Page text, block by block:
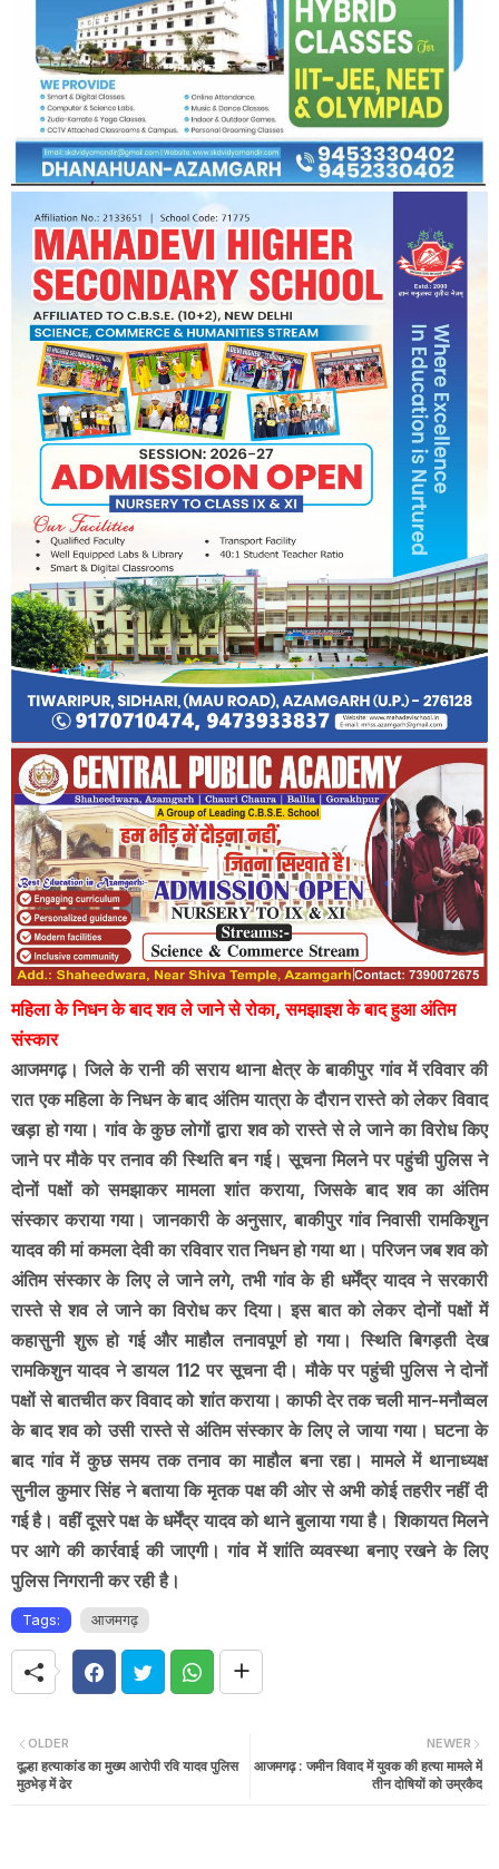
महिला के निधन के बाद शव ले जाने से रोका, समझाइश के बाद हुआ अंतिम
संस्कार
आजमगढ़। जिले के रानी की सराय थाना क्षेत्र के बाकीपुर गांव में रविवार की
रात एक महिला के निधन के बाद अंतिम यात्रा के दौरान रास्ते को लेकर विवाद
खड़ा हो गया। गांव के कुछ लोगों द्वारा शव को रास्ते से ले जाने का विरोध किए
जाने पर मौके पर तनाव की स्थिति बन गई। सूचना मिलने पर पहुंची पुलिस ने
दोनों पक्षों को समझाकर मामला शांत कराया, जिसके बाद शव का अंतिम
संस्कार कराया गया। जानकारी के अनुसार, बाकीपुर गांव निवासी रामकिशुन
यादव की मां कमला देवी का रविवार रात निधन हो गया था। परिजन जब शव को
अंतिम संस्कार के लिए ले जाने लगे, तभी गांव के ही धर्मेंद्र यादव ने सरकारी
रास्ते से शव ले जाने का विरोध कर दिया। इस बात को लेकर दोनों पक्षों में
कहासुनी शुरू हो गई और माहौल तनावपूर्ण हो गया। स्थिति बिगड़ती देख
रामकिशुन यादव ने डायल 112 पर सूचना दी। मौके पर पहुंची पुलिस ने दोनों
पक्षों से बातचीत कर विवाद को शांत कराया। काफी देर तक चली मान-मनौव्वल
के बाद शव को उसी रास्ते से अंतिम संस्कार के लिए ले जाया गया। घटना के
बाद गांव में कुछ समय तक तनाव का माहौल बना रहा। मामले में थानाध्यक्ष
सुनील कुमार सिंह ने बताया कि मृतक पक्ष की ओर से अभी कोई तहरीर नहीं दी
गई है। वहीं दूसरे पक्ष के धर्मेंद्र यादव को थाने बुलाया गया है। शिकायत मिलने
पर आगे की कार्रवाई की जाएगी। गांव में शांति व्यवस्था बनाए रखने के लिए
पुलिस निगरानी कर रही है।
Tags: आजमगढ़
NEWER
आजमगढ़ : जमीन विवाद में युवक की हत्या मामले में
तीन दोषियों को उम्रकैद
OLDER
दूल्हा हत्याकांड का मुख्य आरोपी रवि यादव पुलिस
मुठभेड़ में ढेर